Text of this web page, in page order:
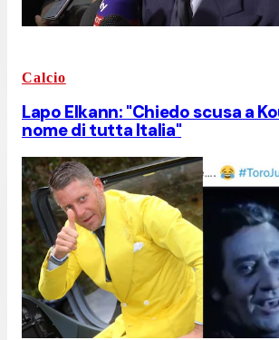
Calcio
Lapo Elkann: "Chiedo scusa a
nome di tutta Italia"